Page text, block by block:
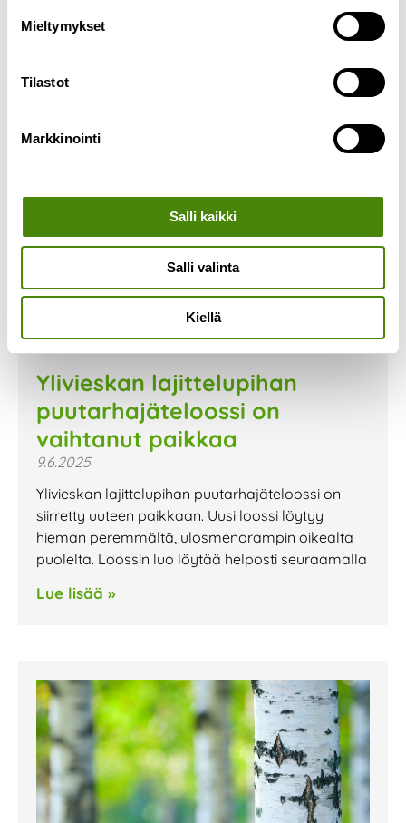
Mieltymykset
Tilastot
Markkinointi
Salli kaikki
Salli valinta
Kiellä
Lue lisää »
Ylivieskan lajittelupihan
puutarhajäteloossi on
vaihtanut paikkaa
9.6.2025
Ylivieskan lajittelupihan puutarhajäteloossi on
siirretty uuteen paikkaan. Uusi loossi löytyy
hieman peremmältä, ulosmenorampin oikealta
puolelta. Loossin luo löytää helposti seuraamalla
Lue lisää »